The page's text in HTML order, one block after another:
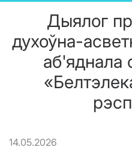
Дыялог
духоўна-
аб'яднала
14.05.2026